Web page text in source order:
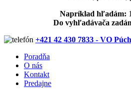
Napríklad hľadám:
Do vyhľadávača
+421 42 430 7833 - VO
Poradňa
O nás
Kontakt
Predajne